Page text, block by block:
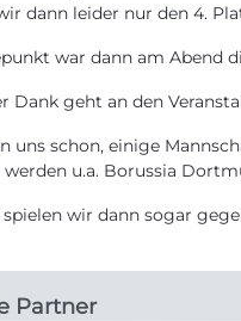
dann leider nur den 4.
war dann am Abend
Dank geht an den
uns schon, einige
werden u.a. Borussia
wir dann sogar
Partner